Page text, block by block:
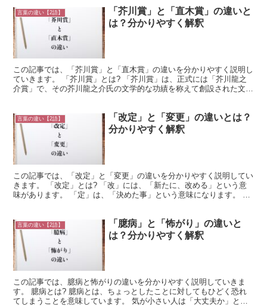
言葉の違い【2語】
「芥川賞」と「直木賞」の違いと
は？分かりやすく解釈
この記事では、「芥川賞」と「直木賞」の違いを分かりやすく説明し
ていきます。 「芥川賞」とは? 「芥川賞」は、正式には「芥川龍之
介賞」で、その芥川龍之介氏の文学的な功績を称えて創設された文学
言葉の違い【2語】
「改定」と「変更」の違いとは？
分かりやすく解釈
この記事では、「改定」と「変更」の違いを分かりやすく説明してい
きます。 「改定」とは? 「改」には、「新たに、改める」という意
味があります。 「定」は、「決めた事」という意味になります。 つ
言葉の違い【2語】
「臆病」と「怖がり」の違いと
は？分かりやすく解釈
この記事では、臆病と怖がりの違いを分かりやすく説明していきま
す。 臆病とは? 臆病とは、ちょっとしたことに対してもひどく恐れ
てしまうことを意味しています。 気が小さい人は「大丈夫か」とす